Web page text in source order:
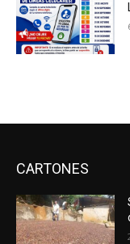
CARTONES